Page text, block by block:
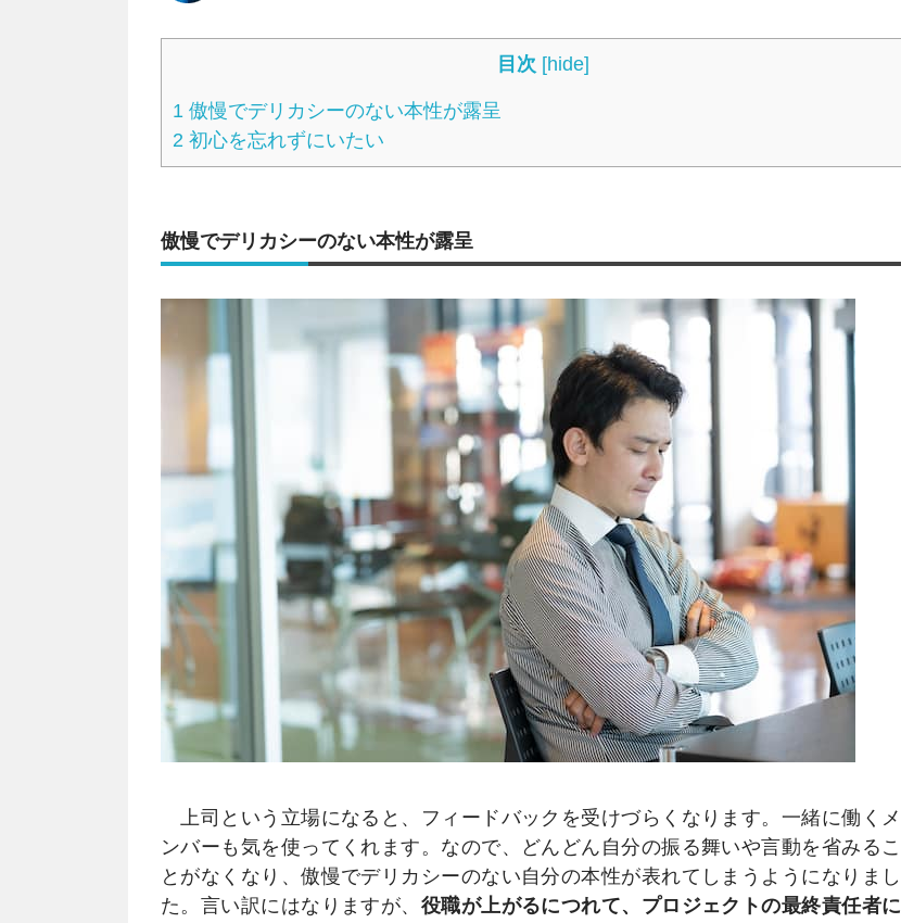
目次 [hide]
1 傲慢でデリカシーのない本性が露呈
2 初心を忘れずにいたい
傲慢でデリカシーのない本性が露呈
上司という立場になると、フィードバックを受けづらくなります。一緒に働くメ
ンバーも気を使ってくれます。なので、どんどん自分の振る舞いや言動を省みるこ
とがなくなり、傲慢でデリカシーのない自分の本性が表れてしまうようになりまし
た。言い訳にはなりますが、 役職が上がるにつれて、プロジェクトの最終責任者に